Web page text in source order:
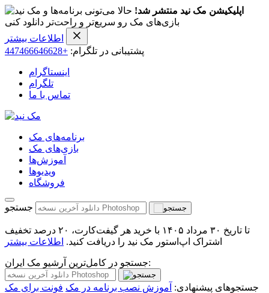
اپلیکیشن مک نید منتشر شد! حالا می‌تونی برنامه‌ها و
بازی‌های مک رو سریع‌تر و راحت‌تر دانلود کنی
اطلاعات بیشتر
پشتیبانی در تلگرام: +447466646628
اینستاگرام
تلگرام
تماس با ما
برنامه‌های مک
بازی‌های مک
آموزش‌ها
ویدیو‌ها
فروشگاه
جستجو
تا تاریخ ۳۰ مرداد ۱۴۰۵ با خرید هر گیفت‌کارت، ۲۰ درصد تخفیف
اشتراک اپ‌استور مک نید را دریافت کنید. اطلاعات بیشتر
جستجو در کامل‌ترین آرشیو مک ایران:
جستجوهای پیشنهادی: آموزش نصب برنامه در مک فونت برای مک